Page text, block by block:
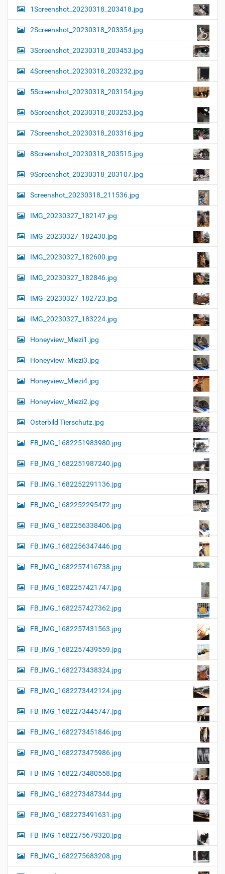
1Screenshot_20230318_203418.jpg
2Screenshot_20230318_203354.jpg
3Screenshot_20230318_203453.jpg
4Screenshot_20230318_203232.jpg
5Screenshot_20230318_203154.jpg
6Screenshot_20230318_203253.jpg
7Screenshot_20230318_203316.jpg
8Screenshot_20230318_203515.jpg
9Screenshot_20230318_203107.jpg
Screenshot_20230318_211536.jpg
IMG_20230327_182147.jpg
IMG_20230327_182430.jpg
IMG_20230327_182600.jpg
IMG_20230327_182846.jpg
IMG_20230327_182723.jpg
IMG_20230327_183224.jpg
Honeyview_Miezi1.jpg
Honeyview_Miezi3.jpg
Honeyview_Miezi4.jpg
Honeyview_Miezi2.jpg
Osterbild Tierschutz.jpg
FB_IMG_1682251983980.jpg
FB_IMG_1682251987240.jpg
FB_IMG_1682252291136.jpg
FB_IMG_1682252295472.jpg
FB_IMG_1682256338406.jpg
FB_IMG_1682256347446.jpg
FB_IMG_1682257416738.jpg
FB_IMG_1682257421747.jpg
FB_IMG_1682257427362.jpg
FB_IMG_1682257431563.jpg
FB_IMG_1682257439559.jpg
FB_IMG_1682273438324.jpg
FB_IMG_1682273442124.jpg
FB_IMG_1682273445747.jpg
FB_IMG_1682273451846.jpg
FB_IMG_1682273475986.jpg
FB_IMG_1682273480558.jpg
FB_IMG_1682273487344.jpg
FB_IMG_1682273491631.jpg
FB_IMG_1682275679320.jpg
FB_IMG_1682275683208.jpg